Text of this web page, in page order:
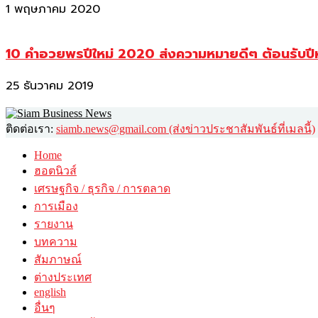
1 พฤษภาคม 2020
10 คำอวยพรปีใหม่ 2020 ส่งความหมายดีๆ ต้อนรับ
25 ธันวาคม 2019
ติดต่อเรา: siamb.news@gmail.com (ส่งข่าวประชาสัมพันธ์ที่เมลนี้)
Home
ฮอตนิวส์
เศรษฐกิจ / ธุรกิจ / การตลาด
การเมือง
รายงาน
บทความ
สัมภาษณ์
ต่างประเทศ
english
อื่นๆ